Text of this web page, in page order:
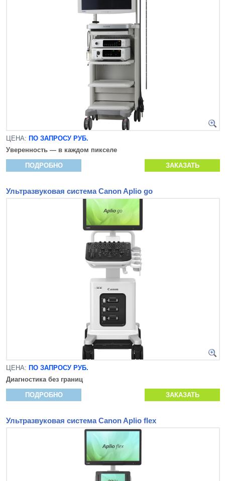
ЦЕНА: ПО ЗАПРОСУ РУБ.
Уверенность — в каждом пикселе
ПОДРОБНО ЗАКАЗАТЬ
Ультразвуковая система Canon Aplio go
ЦЕНА: ПО ЗАПРОСУ РУБ.
Диагностика без границ
ПОДРОБНО ЗАКАЗАТЬ
Ультразвуковая система Canon Aplio flex